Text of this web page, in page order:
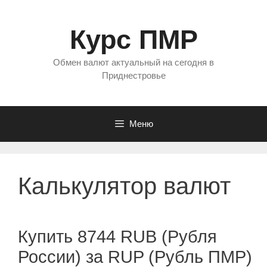
Курс ПМР
Обмен валют актуальный на сегодня в
Приднестровье
Меню
Калькулятор валют
Купить 8744 RUB (Рубля
России) за RUP (Рубль ПМР)